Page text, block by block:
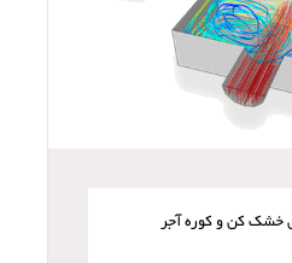
خشک کن و کوره آجر